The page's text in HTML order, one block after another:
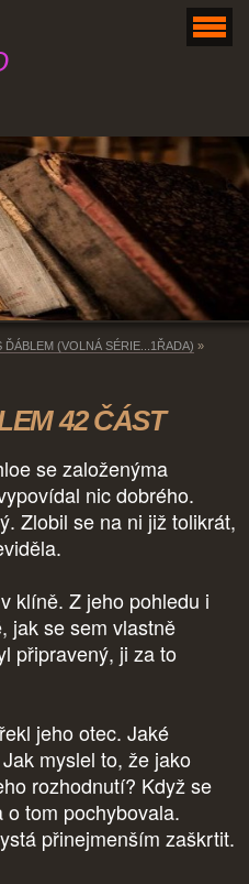
ĎÁBLEM (VOLNÁ SÉRIE...1ŘADA) »
42 ČÁST
se založenýma
nic dobrého.
Zlobil se na ni již tolikrát,
klíně. Z jeho pohledu i
jak se sem vlastně
připravený, ji za to
jeho otec. Jaké
myslel to, že jako
rozhodnutí? Když se
tom pochybovala.
přinejmenším zaškrtit.